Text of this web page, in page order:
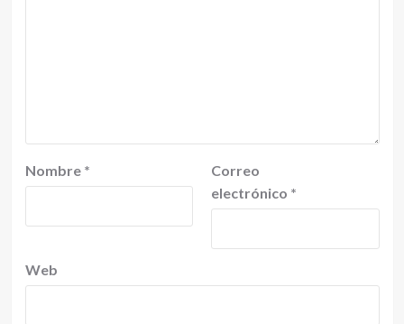
Nombre *
Correo
electrónico *
Web